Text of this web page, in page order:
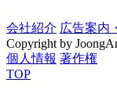
会社紹介 広告案内
Copyright by
個人情報 著作権
TOP